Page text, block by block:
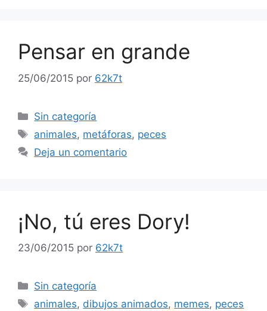
Pensar en grande
25/06/2015 por 62k7t
Categorías
Sin categoría
Etiquetas
animales, metáforas, peces
Deja un comentario
¡No, tú eres Dory!
23/06/2015 por 62k7t
Categorías
Sin categoría
Etiquetas
animales, dibujos animados, memes, peces